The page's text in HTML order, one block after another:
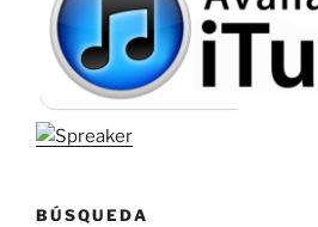
BÚSQUEDA